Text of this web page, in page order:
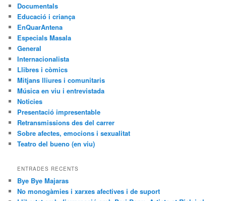
Documentals
Educació i criança
EnQuarAntena
Especials Masala
General
Internacionalista
Llibres i còmics
Mitjans lliures i comunitaris
Música en viu i entrevistada
Noticies
Presentació impresentable
Retransmissions des del carrer
Sobre afectes, emocions i sexualitat
Teatro del bueno (en viu)
ENTRADES RECENTS
Bye Bye Majaras
No monogàmies i xarxes afectives i de suport